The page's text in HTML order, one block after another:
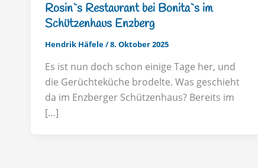
Rosin`s Restaurant bei Bonita`s im
Schützenhaus Enzberg
Hendrik Häfele/8. Oktober 2025
Es ist nun doch schon einige Tage her, und
die Gerüchteküche brodelte. Was geschieht
da im Enzberger Schützenhaus? Bereits im
[…]